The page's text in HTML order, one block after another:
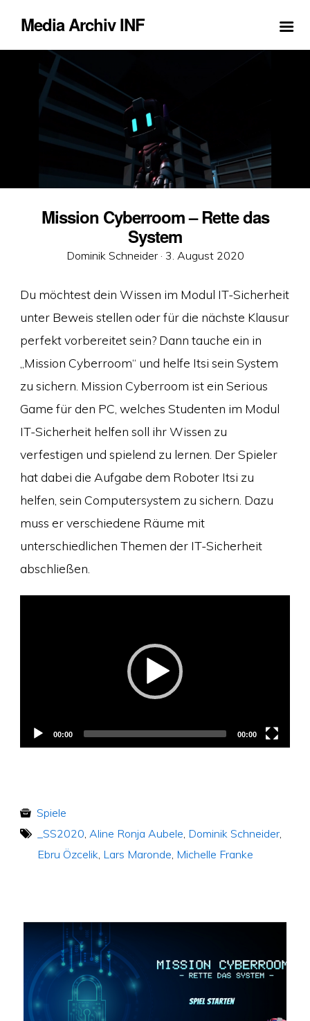
Media Archiv INF
Mission Cyberroom – Rette das
System
Dominik Schneider · Veröffentlicht
3. August 2020
Du möchtest dein Wissen im Modul IT-Sicherheit
unter Beweis stellen oder für die nächste Klausur
perfekt vorbereitet sein? Dann tauche ein in
„Mission Cyberroom“ und helfe Itsi sein System
zu sichern. Mission Cyberroom ist ein Serious
Game für den PC, welches Studenten im Modul
IT-Sicherheit helfen soll ihr Wissen zu
verfestigen und spielend zu lernen. Der Spieler
hat dabei die Aufgabe dem Roboter Itsi zu
helfen, sein Computersystem zu sichern. Dazu
muss er verschiedene Räume mit
unterschiedlichen Themen der IT-Sicherheit
abschließen.
00:00 00:00
Spiele
_SS2020 Aline Ronja Aubele Dominik Schneider,
Ebru Özcelik Lars Maronde Michelle Franke